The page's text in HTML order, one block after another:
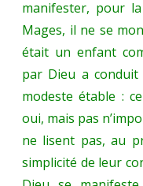
manifester, pour
Mages, il ne se
était un enfant
par Dieu a conduit
modeste étable :
oui, mais pas
ne lisent pas, au
simplicité de leur